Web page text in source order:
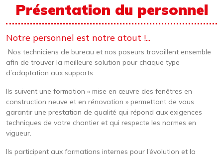
Présentation du personnel
Notre personnel est notre atout !...
Nos techniciens de bureau et nos poseurs travaillent ensemble
afin de trouver la meilleure solution pour chaque type
d’adaptation aux supports.
Ils suivent une formation « mise en œuvre des fenêtres en
construction neuve et en rénovation » permettant de vous
garantir une prestation de qualité qui répond aux exigences
techniques de votre chantier et qui respecte les normes en
vigueur.
Ils participent aux formations internes pour l’évolution et la